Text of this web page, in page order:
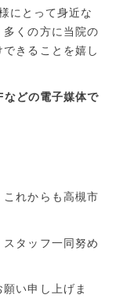
にとって身近な
くの方に当院の
きることを嬉し
どの電子媒体で
れからも高槻市
タッフ一同努め
い申し上げま